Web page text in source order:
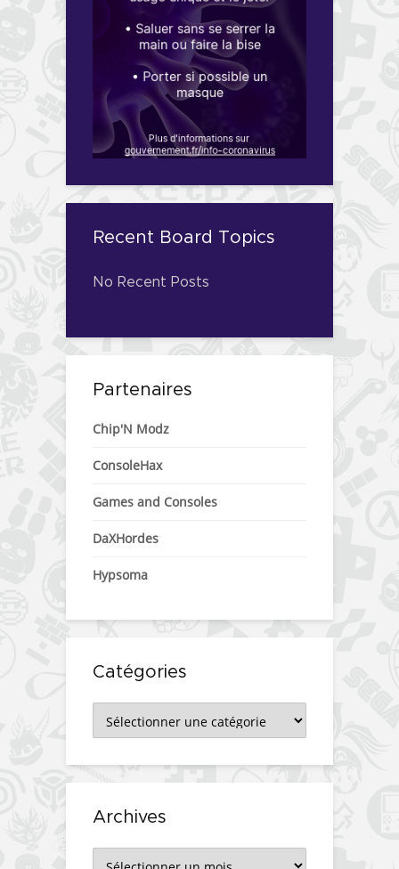
Recent Board Topics
No Recent Posts
Partenaires
Chip'N Modz
ConsoleHax
Games and Consoles
DaXHordes
Hypsoma
Catégories
Archives